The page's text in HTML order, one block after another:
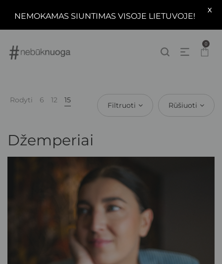
0
Rodyti 6 12 15
Filtruoti Rūšiuoti
Džemperiai
NEMOKAMAS SIUNTIMAS VISOJE LIETUVOJE!
X